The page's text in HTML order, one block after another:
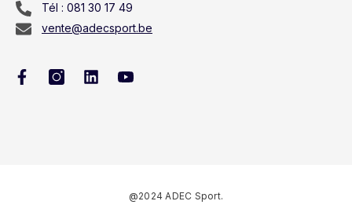
Tél : 081 30 17 49
vente@adecsport.be
@2024 ADEC Sport.